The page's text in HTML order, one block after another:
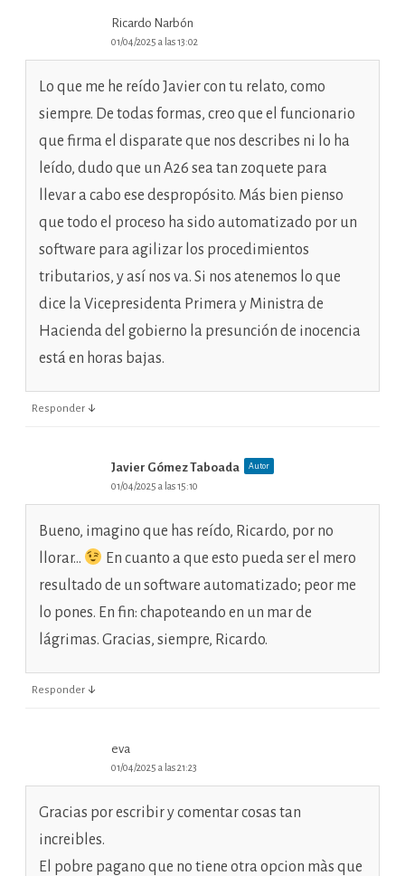
Ricardo Narbón
01/04/2025 a las 13:02
Lo que me he reído Javier con tu relato, como
siempre. De todas formas, creo que el funcionario
que firma el disparate que nos describes ni lo ha
leído, dudo que un A26 sea tan zoquete para
llevar a cabo ese despropósito. Más bien pienso
que todo el proceso ha sido automatizado por un
software para agilizar los procedimientos
tributarios, y así nos va. Si nos atenemos lo que
dice la Vicepresidenta Primera y Ministra de
Hacienda del gobierno la presunción de inocencia
está en horas bajas.
Responder ↓
Javier Gómez Taboada Autor
01/04/2025 a las 15:10
Bueno, imagino que has reído, Ricardo, por no
llorar…
En cuanto a que esto pueda ser el mero
resultado de un software automatizado; peor me
lo pones. En fin: chapoteando en un mar de
lágrimas. Gracias, siempre, Ricardo.
Responder ↓
eva
01/04/2025 a las 21:23
Gracias por escribir y comentar cosas tan
increibles.
El pobre pagano que no tiene otra opcion màs que